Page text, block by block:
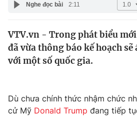
Y tế
Thế giới
Tin tức
Câu chuyện quốc tế
Kinh tế
Thị trường
Dữ liệu và đời sống
Nghe đọc bài 2:11
VTV.vn - Trong phát biểu
đã vừa thông báo kế hoạch
với một số quốc gia.
Dù chưa chính thức nhậm chức
cử Mỹ Donald Trump đang tiếp